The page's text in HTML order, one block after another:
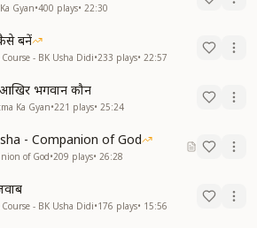
Gyan•400 plays• 22:30
बनें
- BK Usha Didi•233 plays• 22:57
भगवान कौन
Ka Gyan•221 plays• 25:24
- Companion of God
of God•209 plays• 26:28
- BK Usha Didi•176 plays• 15:56